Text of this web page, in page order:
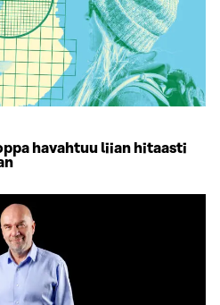
havahtuu liian hitaasti